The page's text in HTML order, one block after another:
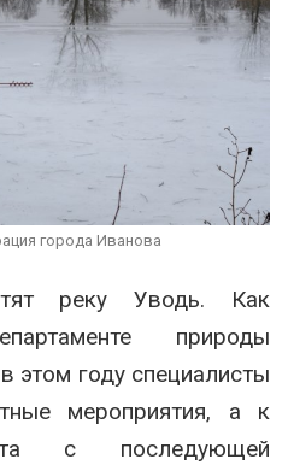
города Иванова
реку Уводь. Как
природы
этом году специалисты
мероприятия, а к
с последующей